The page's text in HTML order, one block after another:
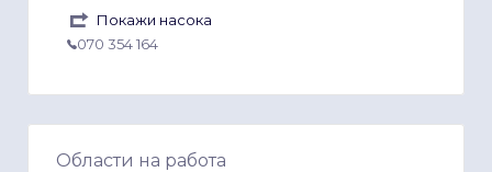
Покажи насока
070 354 164
Области на работа